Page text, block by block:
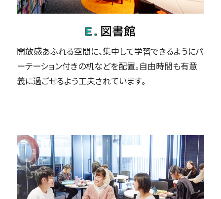
開放感あふれる空間に、集中して学習できるようにパ
ーテーション付きの机などを配置。自由時間も有意
義に過ごせるよう工夫されています。